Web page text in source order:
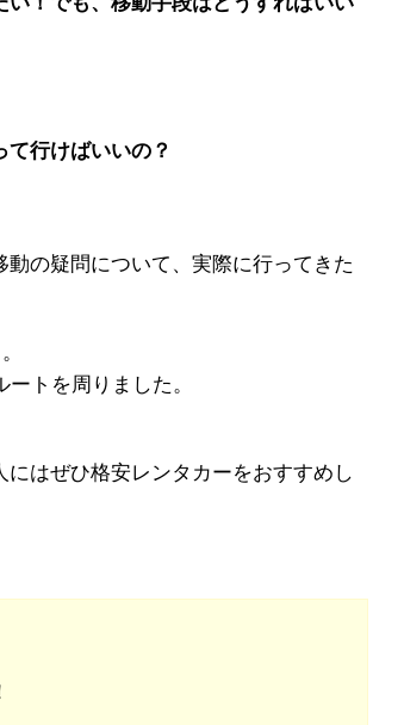
行けばいいの？
の疑問について、実際に行ってきた
トを周りました。
はぜひ格安レンタカーをおすすめし